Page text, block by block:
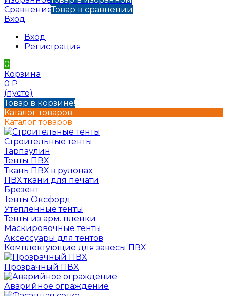
СравнениеТовар в сравнении
Вход
Вход
Регистрация
0
Корзина
0 Р
(пусто)
Товар в корзине!
Каталог товаров
Каталог товаров
Строительные тенты
Тарпаулин
Тенты ПВХ
Ткань ПВХ в рулонах
ПВХ ткани для печати
Брезент
Тенты Оксфорд
Утепленные тенты
Тенты из арм. пленки
Маскировочные тенты
Аксессуары для тентов
Комплектующие для завесы ПВХ
Прозрачный ПВХ
Аварийное ограждение